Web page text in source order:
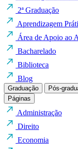
2ª Graduação
Aprendizagem
Área de Apoio ao
Bacharelado
Biblioteca
Blog
Graduação Pós-
Páginas
Administração
Direito
Economia